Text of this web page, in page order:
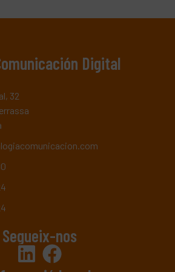
Digital
32
Segueix-nos